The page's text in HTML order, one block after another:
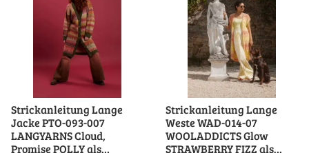
Strickanleitung Lange
Jacke PTO-093-007
LANGYARNS Cloud,
Promise POLLY als
Strickanleitung Lange
Weste WAD-014-07
WOOLADDICTS Glow
STRAWBERRY FIZZ als